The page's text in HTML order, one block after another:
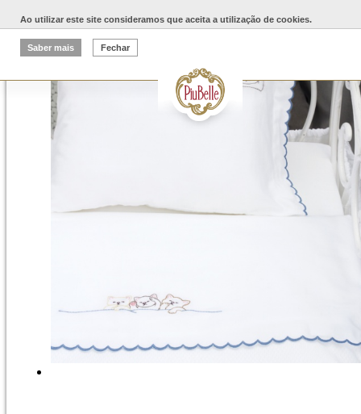
Ao utilizar este site consideramos que aceita a utilização de cookies.
Saber mais Fechar